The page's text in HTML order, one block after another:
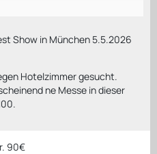
Show in München 5.5.2026
Hotelzimmer gesucht.
ne Messe in dieser
90€